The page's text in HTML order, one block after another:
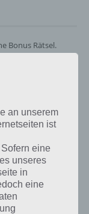
Bonus Rätsel.
zum täglichen
einem Jahr, am
im August
an unserem
ist
eine
unseres
in
eine